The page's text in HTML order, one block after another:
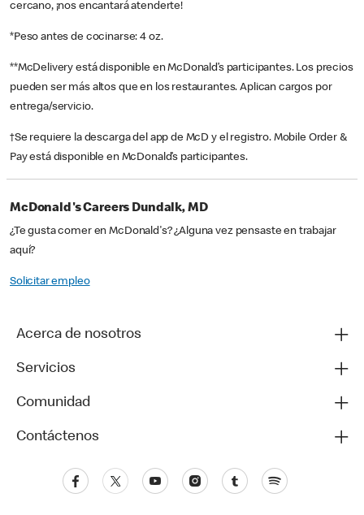
cercano, ¡nos encantará atenderte!
*Peso antes de cocinarse: 4 oz.
**McDelivery está disponible en McDonald’s participantes. Los precios
pueden ser más altos que en los restaurantes. Aplican cargos por
entrega/servicio.
†Se requiere la descarga del app de McD y el registro. Mobile Order &
Pay está disponible en McDonald’s participantes.
McDonald's Careers Dundalk, MD
¿Te gusta comer en McDonald's? ¿Alguna vez pensaste en trabajar
aquí?
Solicitar empleo
Acerca de nosotros
Servicios
Comunidad
Contáctenos